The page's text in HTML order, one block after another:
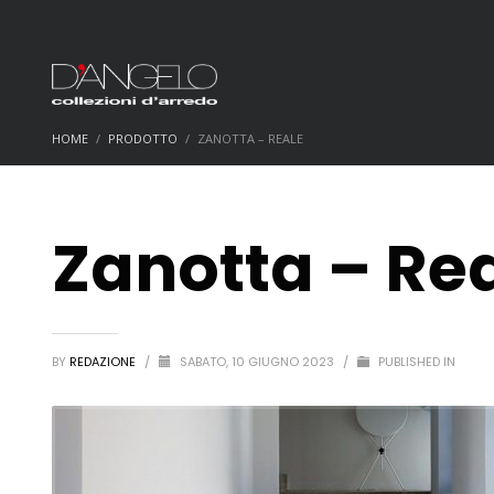
HOME PRODOTTO ZANOTTA – REALE
Zanotta –
BY REDAZIONE / SABATO, 10 GIUGNO 2023 / PUBLISHED IN